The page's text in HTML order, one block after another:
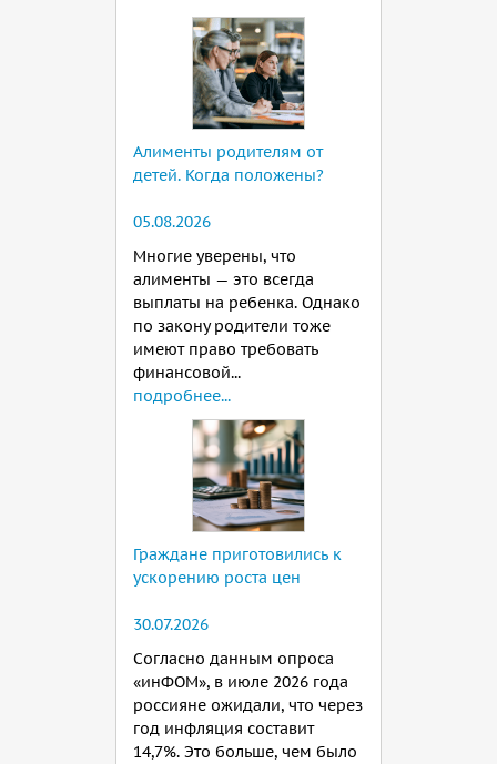
Алименты родителям от
детей. Когда положены?
05.08.2026
Многие уверены, что
алименты — это всегда
выплаты на ребенка. Однако
по закону родители тоже
имеют право требовать
финансовой...
подробнее...
Граждане приготовились к
ускорению роста цен
30.07.2026
Согласно данным опроса
«инФОМ», в июле 2026 года
россияне ожидали, что через
год инфляция составит
14,7%. Это больше, чем было